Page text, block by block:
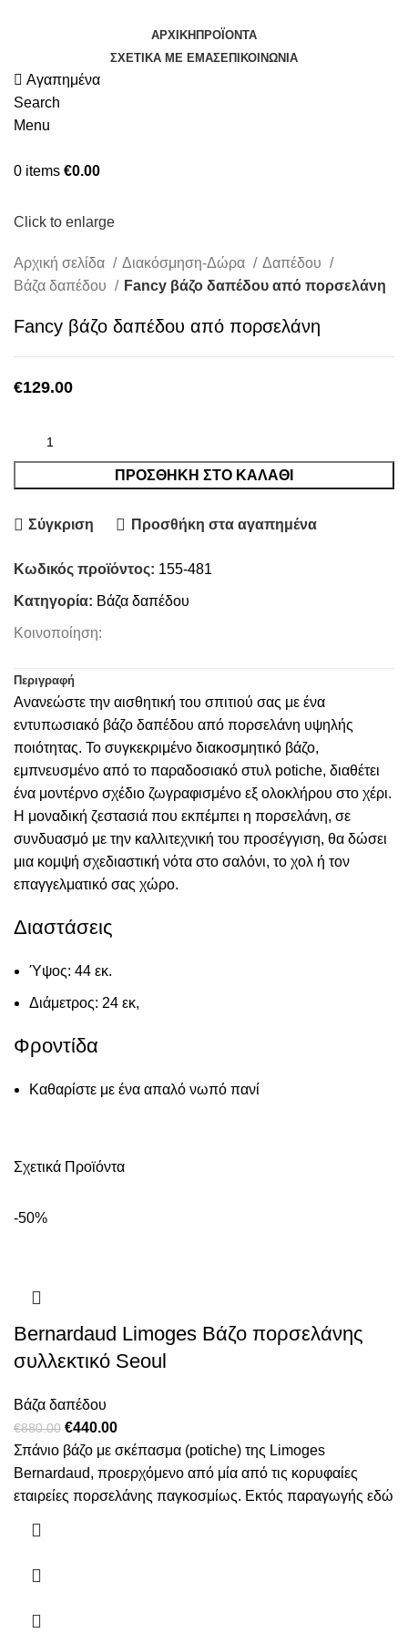
ΑΡΧΙΚΉ ΠΡΟΪΌΝΤΑ
ΣΧΕΤΙΚΆ ΜΕ ΕΜΆΣΕΠΙΚΟΙΝΩΝΊΑ
Αγαπημένα
Search
Menu
0 items €0.00
Click to enlarge
Αρχική σελίδα Διακόσμηση-Δώρα
Δαπέδου
Βάζα δαπέδου
Fancy βάζο δαπέδου από πορσελάνη
Fancy βάζο δαπέδου από πορσελάνη
€129.00
ΠΡΟΣΘΉΚΗ ΣΤΟ ΚΑΛΆΘΙ
Σύγκριση Προσθήκη στα αγαπημένα
Κωδικός προϊόντος: 155-481
Κατηγορία: Βάζα δαπέδου
Κοινοποίηση:
Περιγραφή
Ανανεώστε την αισθητική του σπιτιού σας με ένα
εντυπωσιακό βάζο δαπέδου από πορσελάνη υψηλής
ποιότητας. Το συγκεκριμένο διακοσμητικό βάζο,
εμπνευσμένο από το παραδοσιακό στυλ potiche, διαθέτει
ένα μοντέρνο σχέδιο ζωγραφισμένο εξ ολοκλήρου στο χέρι.
Η μοναδική ζεστασιά που εκπέμπει η πορσελάνη, σε
συνδυασμό με την καλλιτεχνική του προσέγγιση, θα δώσει
μια κομψή σχεδιαστική νότα στο σαλόνι, το χολ ή τον
επαγγελματικό σας χώρο.
Διαστάσεις
Ύψος: 44 εκ.
Διάμετρος: 24 εκ,
Φροντίδα
Καθαρίστε με ένα απαλό νωπό πανί
Σχετικά Προϊόντα
-50%
Bernardaud Limoges Βάζο πορσελάνης
συλλεκτικό Seoul
Βάζα δαπέδου
€880.00 Original
price
was:
€880.00.
€440.00Η
τρέχουσα
τιμή
είναι:
Σπάνιο βάζο με σκέπασμα (potiche) της Limoges
Bernardaud, προερχόμενο από μία από τις κορυφαίες
εταιρείες πορσελάνης παγκοσμίως. Εκτός παραγωγής εδώ